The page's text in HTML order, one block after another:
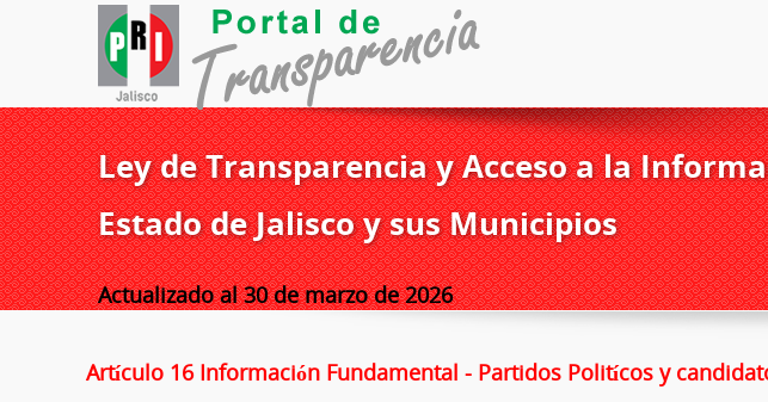
Ley de Transparencia y Acceso a la
Estado de Jalisco y sus Municipios
Actualizado al 30 de marzo de 2026
Artículo 16 Información Fundamental - Partidos Politícos y